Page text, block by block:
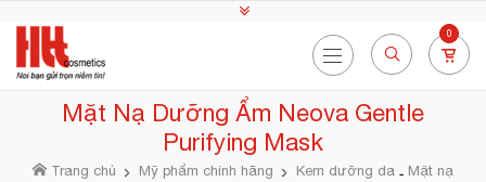
0
Mặt Nạ Dưỡng Ẩm Neova Gentle
Purifying Mask
Trang chủ Mỹ phẩm chính hãng Kem dưỡng da Mặt nạ